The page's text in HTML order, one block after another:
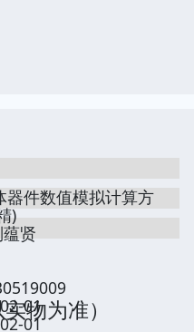
器件数值模拟计算方
)
贤
物为准）
01
01